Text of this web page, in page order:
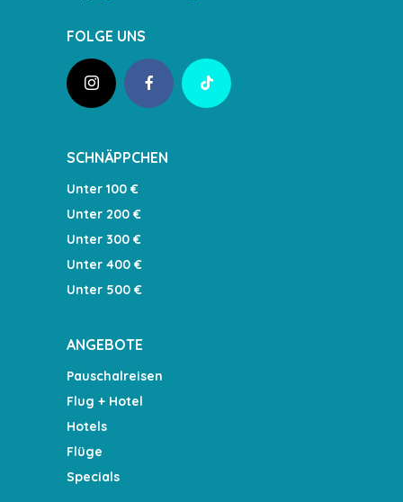
FOLGE UNS
SCHNÄPPCHEN
Unter 100 €
Unter 200 €
Unter 300 €
Unter 400 €
Unter 500 €
ANGEBOTE
Pauschalreisen
Flug + Hotel
Hotels
Flüge
Specials